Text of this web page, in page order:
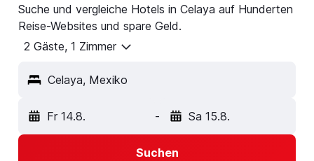
Suche und vergleiche Hotels in Celaya auf Hunderten
Reise-Websites und spare Geld.
2 Gäste, 1 Zimmer
Celaya, Mexiko
Fr 14.8. - Sa 15.8.
Suchen